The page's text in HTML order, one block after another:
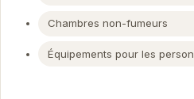
Chambres non-fumeurs
Équipements pour les